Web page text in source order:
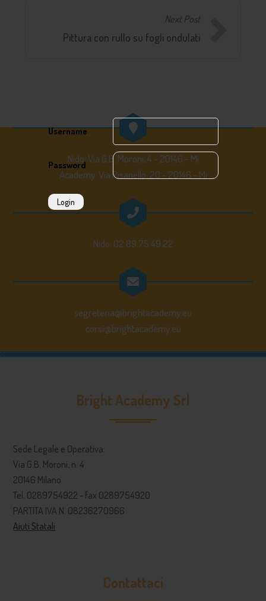
Username
Password
Login
Next Post
Pittura con rullo su fogli ondulati
Nido: Via G.B. Moroni, 4 - 20146 - Mi
Academy: Via Pisanello, 20 - 20146 - Mi
Nido: 02.89.75.49.22
segreteria@brightacademy.eu
corsi@brightacademy.eu
Bright Academy Srl
Sede Legale e Operativa:
Via G.B. Moroni, n. 4
20146 Milano
Tel. 0289754922 - fax 0289754920
PARTITA IVA N. 08236270966
Aiuti Statali
Contattaci